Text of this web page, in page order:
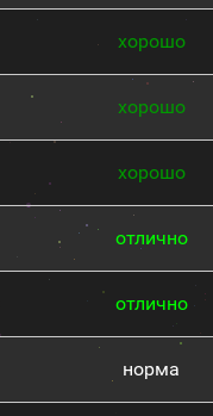
хорошо
хорошо
хорошо
отлично
отлично
норма